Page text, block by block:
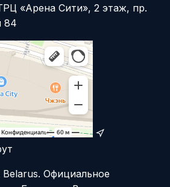
«Арена Сити», 2 этаж, пр.
84
Официальное